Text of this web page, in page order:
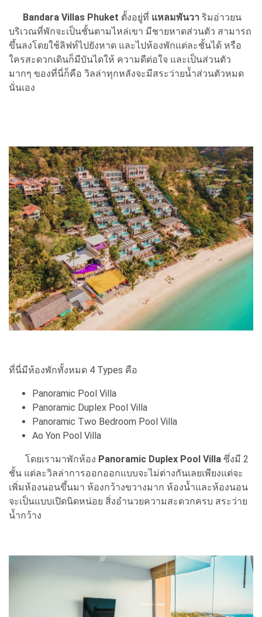
Bandara Villas Phuket ตั้งอยู่ที่ แหลมพันวา ริมอ่าวยน
บริเวณที่พักจะเป็นชั้นตามไหล่เขา มีชายหาดส่วนตัว สามารถ
ขึ้นลงโดยใช้ลิฟท์ไปยังหาด และไปห้องพักแต่ละชั้นได้ หรือ
ใครสะดวกเดินก็มีบันไดให้ ความดีต่อใจ และเป็นส่วนตัว
มากๆ ของที่นี่ก็คือ วิลล่าทุกหลังจะมีสระว่ายน้ำส่วนตัวหมด
นั่นเอง
ที่นี่มีห้องพักทั้งหมด 4 Types คือ
Panoramic Pool Villa
Panoramic Duplex Pool Villa
Panoramic Two Bedroom Pool Villa
Ao Yon Pool Villa
โดยเรามาพักห้อง Panoramic Duplex Pool Villa ซึ่งมี 2
ชั้น แต่ละวิลล่าการออกออกแบบจะไม่ต่างกันเลยเพียงแต่จะ
เพิ่มห้องนอนขึ้นมา ห้องกว้างขวางมาก ห้องน้ำและห้องนอน
จะเป็นแบบเปิดนิดหน่อย สิ่งอำนวยความสะดวกครบ สระว่าย
น้ำกว้าง